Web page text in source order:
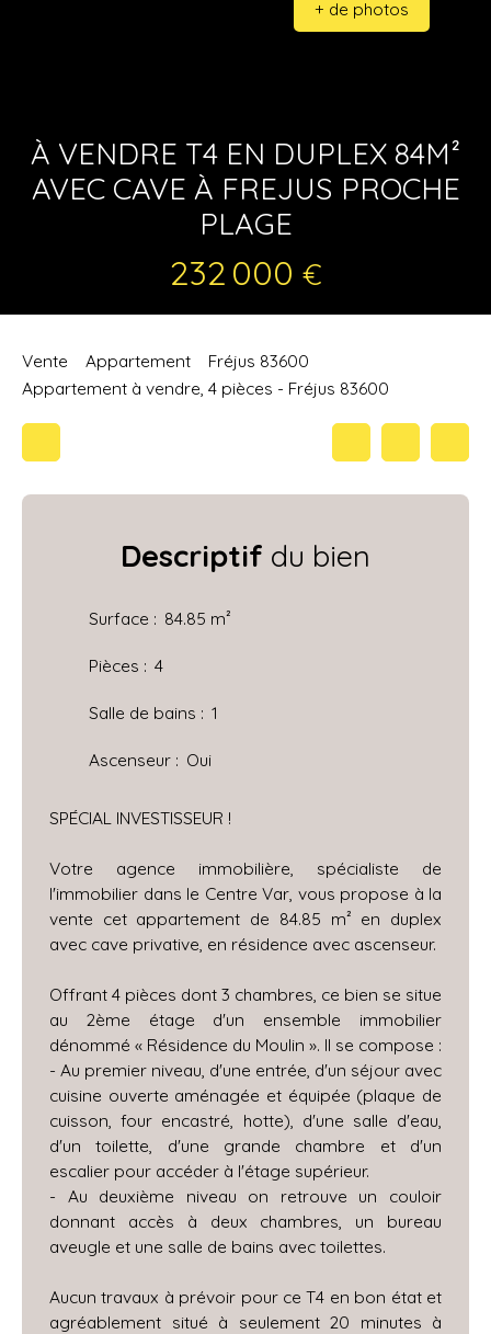
+ de photos
À VENDRE T4 EN DUPLEX 84M²
AVEC CAVE À FREJUS PROCHE
PLAGE
232 000 €
Vente Appartement
Fréjus 83600
Appartement à vendre, 4 pièces - Fréjus 83600
Descriptif du bien
Surface : 84.85 m²
Pièces : 4
Salle de bains : 1
Ascenseur : Oui
SPÉCIAL INVESTISSEUR !
Votre agence immobilière, spécialiste de
l'immobilier dans le Centre Var, vous propose à la
vente cet appartement de 84.85 m² en duplex
avec cave privative, en résidence avec ascenseur.
Offrant 4 pièces dont 3 chambres, ce bien se situe
au 2ème étage d'un ensemble immobilier
dénommé « Résidence du Moulin ». Il se compose :
- Au premier niveau, d'une entrée, d'un séjour avec
cuisine ouverte aménagée et équipée (plaque de
cuisson, four encastré, hotte), d'une salle d'eau,
d'un toilette, d'une grande chambre et d'un
escalier pour accéder à l'étage supérieur.
- Au deuxième niveau on retrouve un couloir
donnant accès à deux chambres, un bureau
aveugle et une salle de bains avec toilettes.
Aucun travaux à prévoir pour ce T4 en bon état et
agréablement situé à seulement 20 minutes à